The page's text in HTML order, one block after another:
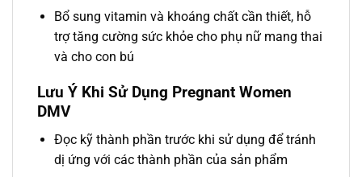
Bổ sung vitamin và khoáng chất cần thiết, hỗ
trợ tăng cường sức khỏe cho phụ nữ mang thai
và cho con bú
Lưu Ý Khi Sử Dụng Pregnant Women
DMV
Đọc kỹ thành phần trước khi sử dụng để tránh
dị ứng với các thành phần của sản phẩm